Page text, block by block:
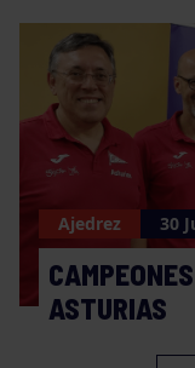
Ajedrez 30
ASTURIAS